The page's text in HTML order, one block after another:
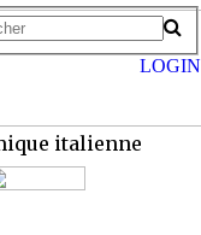
italienne
LOGIN